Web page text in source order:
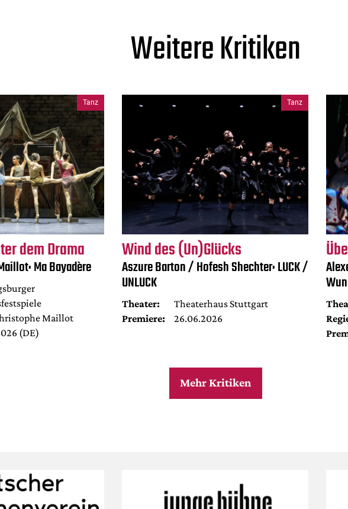
Weitere Kritiken
Tanz
dem Drama
Ma Bayadère
Maillot
(DE)
Tanz
Wind des (Un)Glücks
Aszure Barton / Hofesh Shechter: LUCK /
UNLUCK
Theater:
Theaterhaus Stuttgart
Premiere:
26.06.2026
Mehr Kritiken